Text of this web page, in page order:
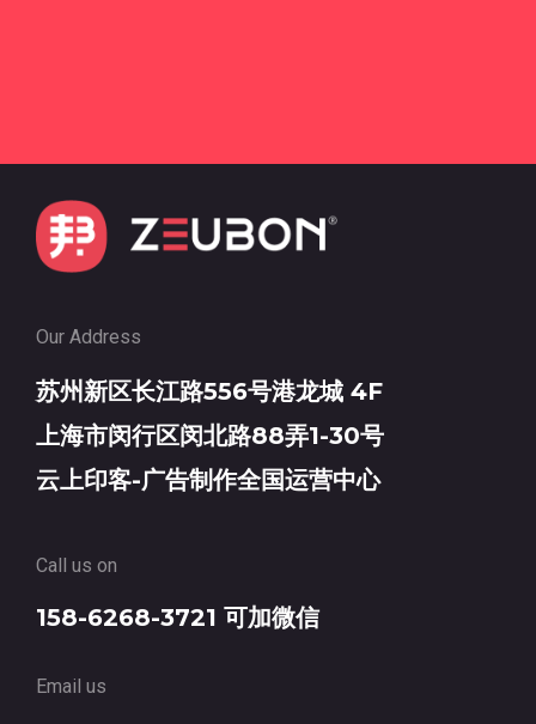
Our Address
苏州新区长江路556号港龙城 4F
上海市闵行区闵北路88弄1-30号
云上印客-广告制作全国运营中心
Call us on
158-6268-3721 可加微信
Email us